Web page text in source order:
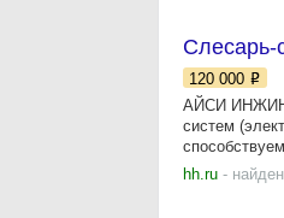
Слесарь-
120 000
АЙСИ
систем
hh.ru -